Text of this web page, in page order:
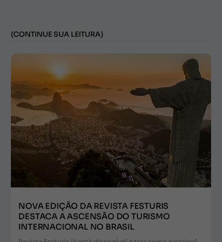
(CONTINUE SUA LEITURA)
NOVA EDIÇÃO DA REVISTA FESTURIS
DESTACA A ASCENSÃO DO TURISMO
INTERNACIONAL NO BRASIL